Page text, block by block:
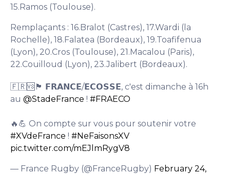
15.Ramos (Toulouse).
Remplaçants : 16.Bralot (Castres), 17.Wardi (la
Rochelle), 18.Falatea (Bordeaux), 19.Toafifenua
(Lyon), 20.Cros (Toulouse), 21.Macalou (Paris),
22.Couilloud (Lyon), 23.Jalibert (Bordeaux).
🇫🇷🆚🏴󠁧󠁢󠁳󠁣󠁴󠁿 𝗙𝗥𝗔𝗡𝗖𝗘/𝗘𝗖𝗢𝗦𝗦𝗘, c'est dimanche à 16h
au @StadeFrance ! #FRAECO
🔥💪 On compte sur vous pour soutenir votre
#XVdeFrance ! #NeFaisonsXV
pic.twitter.com/mEJlmRygV8
— France Rugby (@FranceRugby) February 24,